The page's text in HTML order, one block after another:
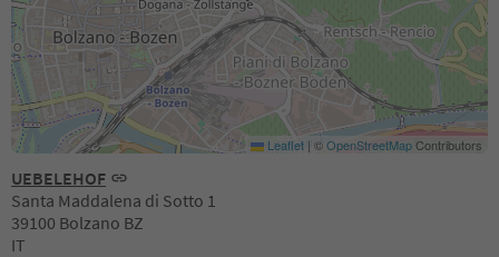
UEBELEHOF
Santa Maddalena di Sotto 1
39100 Bolzano BZ
IT
Leaflet | ©OpenStreetMapContributors